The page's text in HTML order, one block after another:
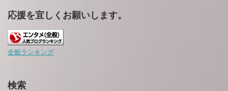
応援を宜しくお願いします。
全般ランキング
検索